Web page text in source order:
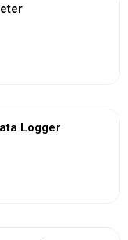
Logger